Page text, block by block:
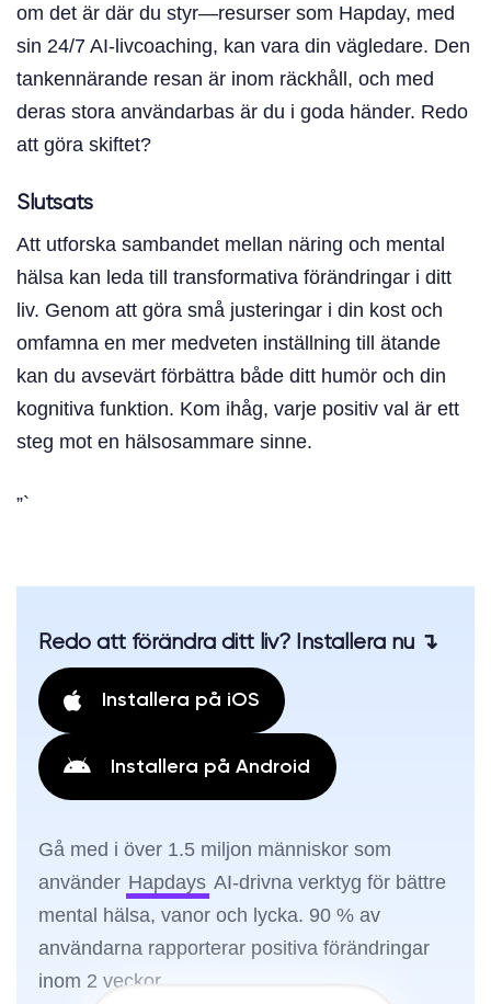
om det är där du styr—resurser som Hapday, med
sin 24/7 AI-livcoaching, kan vara din vägledare. Den
tankennärande resan är inom räckhåll, och med
deras stora användarbas är du i goda händer. Redo
att göra skiftet?
Slutsats
Att utforska sambandet mellan näring och mental
hälsa kan leda till transformativa förändringar i ditt
liv. Genom att göra små justeringar i din kost och
omfamna en mer medveten inställning till ätande
kan du avsevärt förbättra både ditt humör och din
kognitiva funktion. Kom ihåg, varje positiv val är ett
steg mot en hälsosammare sinne.
”`
Redo att förändra ditt liv? Installera nu ↴
Installera på iOS
Installera på Android
Gå med i över 1.5 miljon människor som
använder Hapdays AI-drivna verktyg för bättre
mental hälsa, vanor och lycka. 90 % av
användarna rapporterar positiva förändringar
inom 2 veckor.